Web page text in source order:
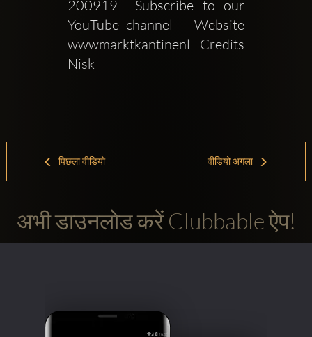
200919  Subscribe to our
YouTube channel   Website
wwwmarktkantinenl Credits
Nisk
पिछला वीडियो वीडियो अगला
अभी डाउनलोड करें Clubbable ऐप!